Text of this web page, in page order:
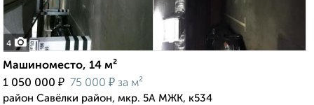
4
Машиноместо, 14 м²
1 050 000 ₽ 75 000 ₽ за м²
район Савёлки район, мкр. 5А МЖК, к534